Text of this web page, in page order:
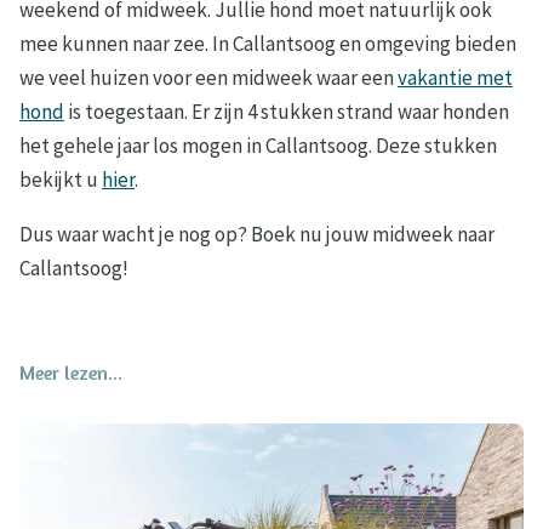
weekend of midweek. Jullie hond moet natuurlijk ook
mee kunnen naar zee. In Callantsoog en omgeving bieden
we veel huizen voor een midweek waar eenvakantie met
hond is toegestaan. Er zijn 4 stukken strand waar honden
het gehele jaar los mogen in Callantsoog. Deze stukken
bekijkt u hier.
Dus waar wacht je nog op? Boek nu jouw midweek naar
Callantsoog!
Meer lezen...